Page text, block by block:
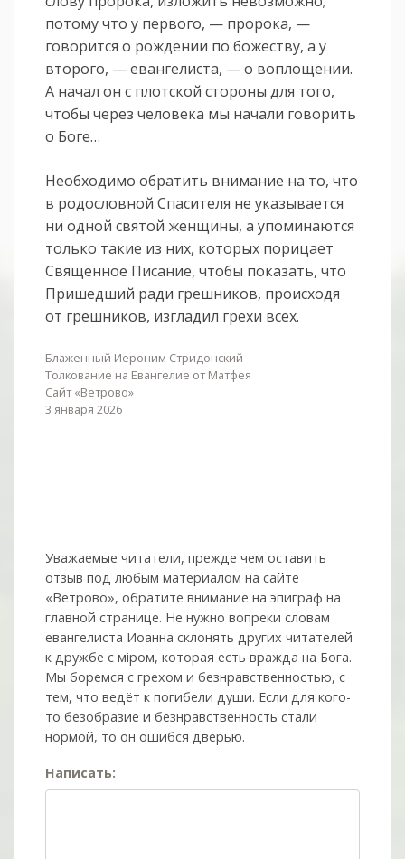
потому что у первого, — пророка, —
говорится о рождении по божеству, а у
второго, — евангелиста, — о воплощении.
А начал он с плотской стороны для того,
чтобы через человека мы начали говорить
о Боге…
Необходимо обратить внимание на то, что
в родословной Спасителя не указывается
ни одной святой женщины, а упоминаются
только такие из них, которых порицает
Священное Писание, чтобы показать, что
Пришедший ради грешников, происходя
от грешников, изгладил грехи всех.
Блаженный Иероним Стридонский
Толкование на Евангелие от Матфея
Сайт «Ветрово»
3 января 2026
Уважаемые читатели, прежде чем оставить
отзыв под любым материалом на сайте
«Ветрово», обратите внимание на эпиграф на
главной странице. Не нужно вопреки словам
евангелиста Иоанна склонять других читателей
к дружбе с мiром, которая есть вражда на Бога.
Мы боремся с грехом и без­нрав­ствен­ностью, с
тем, что ведёт к погибели души. Если для кого-
то безобразие и безнравственность стали
нормой, то он ошибся дверью.
Написать: